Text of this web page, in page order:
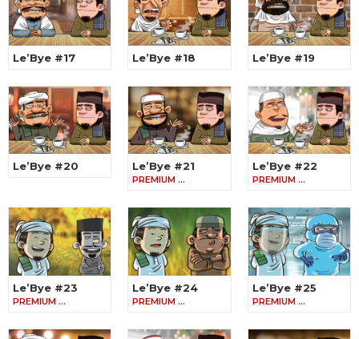
Le’Bye #17 Le’Bye #18 Le’Bye #19
Le’Bye #20 Le’Bye #21
PREMIUM …
Le’Bye #22
PREMIUM …
Le’Bye #23
PREMIUM …
Le’Bye #24
PREMIUM …
Le’Bye #25
PREMIUM …